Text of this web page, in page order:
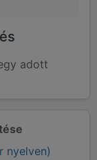
nyelven)
adott